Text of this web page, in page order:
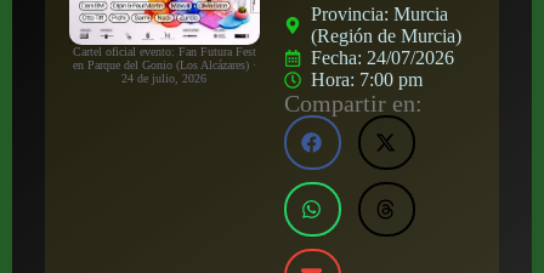
Cartel oficial evento: Fan Futura Fest
en Parque del Gonio (Los Alcázares) ·
24 de julio, 2026
Provincia:Murcia
(Región de Murcia)
Fecha: 24/07/2026
Hora: 7:00 pm
Compartir en: